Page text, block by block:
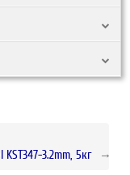
3.2mm, 5кг